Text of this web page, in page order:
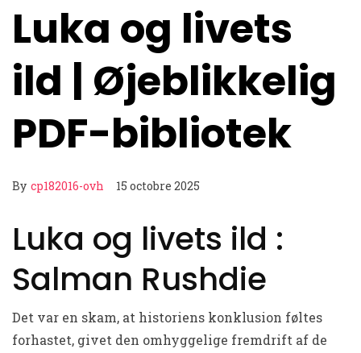
Luka og livets
ild | Øjeblikkelig
PDF-bibliotek
By cp182016-ovh 15 octobre 2025
Luka og livets ild :
Salman Rushdie
Det var en skam, at historiens konklusion føltes
forhastet, givet den omhyggelige fremdrift af de